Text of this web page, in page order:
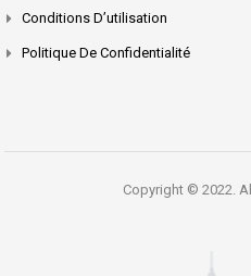
Conditions D’utilisation
Politique De Confidentialité
Copyright © 2022.